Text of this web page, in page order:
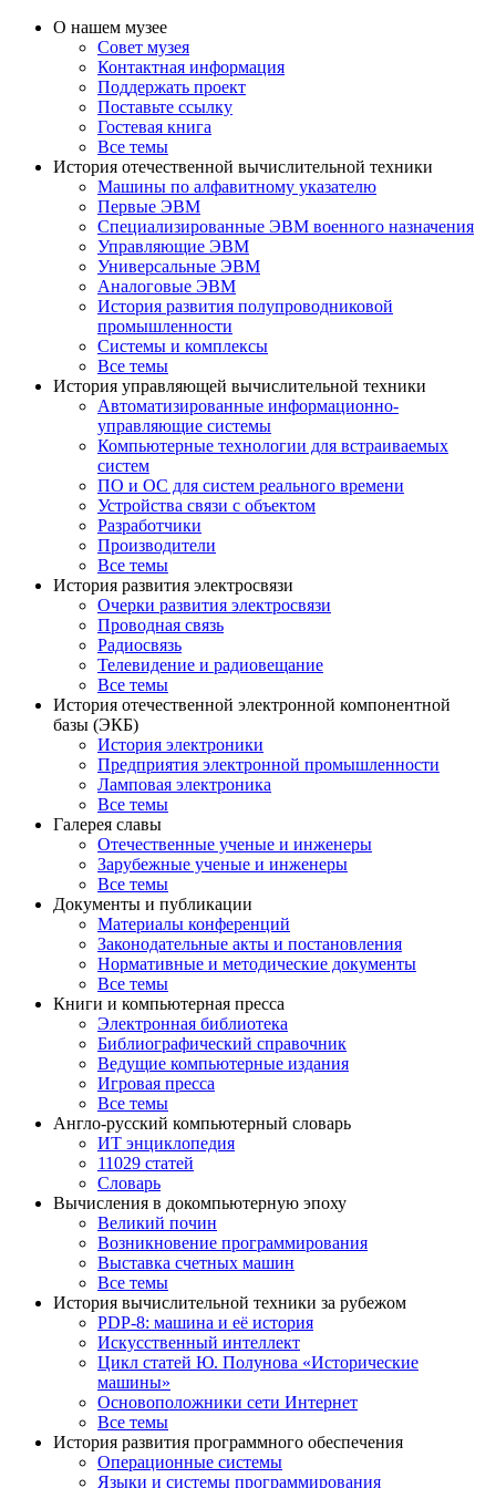
О нашем музее
Совет музея
Контактная информация
Поддержать проект
Поставьте ссылку
Гостевая книга
Все темы
История отечественной вычислительной техники
Машины по алфавитному указателю
Первые ЭВМ
Специализированные ЭВМ военного назначения
Управляющие ЭВМ
Универсальные ЭВМ
Аналоговые ЭВМ
История развития полупроводниковой
промышленности
Системы и комплексы
Все темы
История управляющей вычислительной техники
Автоматизированные информационно-
управляющие системы
Компьютерные технологии для встраиваемых
систем
ПО и ОС для систем реального времени
Устройства связи с объектом
Разработчики
Производители
Все темы
История развития электросвязи
Очерки развития электросвязи
Проводная связь
Радиосвязь
Телевидение и радиовещание
Все темы
История отечественной электронной компонентной
базы (ЭКБ)
История электроники
Предприятия электронной промышленности
Ламповая электроника
Все темы
Галерея славы
Отечественные ученые и инженеры
Зарубежные ученые и инженеры
Все темы
Документы и публикации
Материалы конференций
Законодательные акты и постановления
Нормативные и методические документы
Все темы
Книги и компьютерная пресса
Электронная библиотека
Библиографический справочник
Ведущие компьютерные издания
Игровая пресса
Все темы
Англо-русский компьютерный словарь
ИТ энциклопедия
11029 статей
Словарь
Вычисления в докомпьютерную эпоху
Великий почин
Возникновение программирования
Выставка счетных машин
Все темы
История вычислительной техники за рубежом
PDP-8: машина и её история
Искусственный интеллект
Цикл статей Ю. Полунова «Исторические
машины»
Основоположники сети Интернет
Все темы
История развития программного обеспечения
Операционные системы
Языки и системы программирования